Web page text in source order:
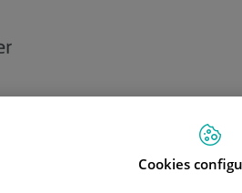
Technology
Cookies